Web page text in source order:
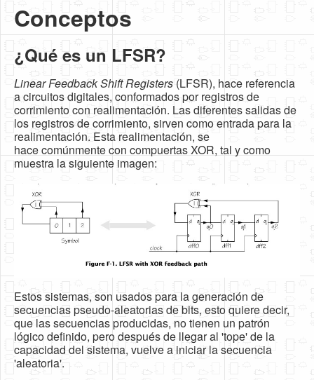
N64 Controller Module
Coding USB-Serial using Android Studio
LFSRs, Cryptology in Python Part 1
Retro
OS
Misc
Legacy
About us
Contact Us
Terms and Conditions
Privacy Policy
Conceptos
¿Qué es un LFSR?
Linear Feedback Shift Registers (LFSR), hace referencia
a circuitos digitales, conformados por registros de
corrimiento con realimentación. Las diferentes salidas de
los registros de corrimiento, sirven como entrada para la
realimentación. Esta realimentación, se
hace comúnmente con compuertas XOR, tal y como
muestra la siguiente imagen:
Estos sistemas, son usados para la generación de
secuencias pseudo-aleatorias de bits, esto quiere decir,
que las secuencias producidas, no tienen un patrón
lógico definido, pero después de llegar al 'tope' de la
capacidad del sistema, vuelve a iniciar la secuencia
'aleatoria'.